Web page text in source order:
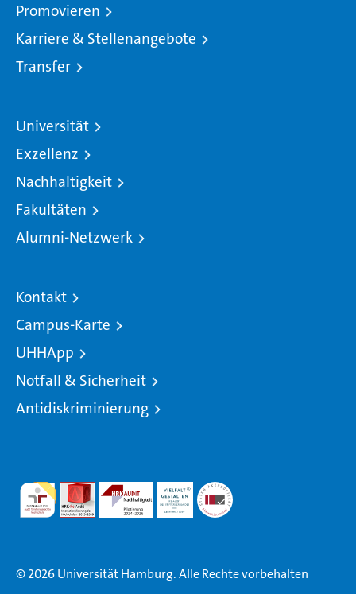
Promovieren
Karriere & Stellenangebote
Transfer
Universität
Exzellenz
Nachhaltigkeit
Fakultäten
Alumni-Netzwerk
Kontakt
Campus-Karte
UHHApp
Notfall & Sicherheit
Antidiskriminierung
© 2026 Universität Hamburg. Alle Rechte vorbehalten